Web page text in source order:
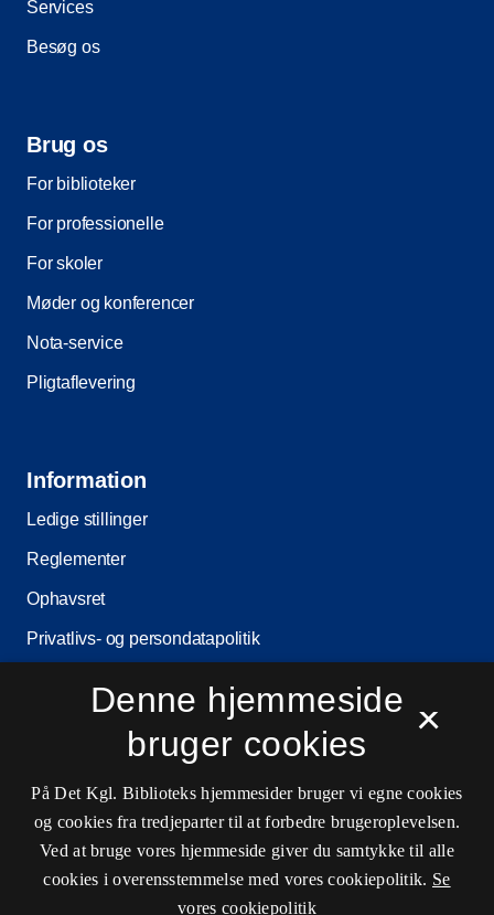
Services
Besøg os
Brug os
For biblioteker
For professionelle
For skoler
Møder og konferencer
Nota-service
Pligtaflevering
Information
Ledige stillinger
Reglementer
Ophavsret
Privatlivs- og persondatapolitik
Driftsstatus
Cookieindstillinger
Kontaktinformationer
×
Denne hjemmeside
bruger cookies
På Det Kgl. Biblioteks hjemmesider bruger vi egne cookies
og cookies fra tredjeparter til at forbedre brugeroplevelsen.
Ved at bruge vores hjemmeside giver du samtykke til alle
cookies i overensstemmelse med vores cookiepolitik. Se
vores cookiepolitik